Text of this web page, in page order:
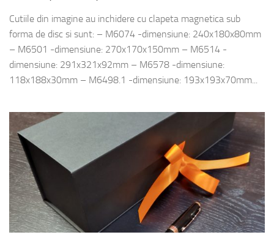
Cutiile din imagine au inchidere cu clapeta magnetica sub
forma de disc si sunt: – M6074 -dimensiune: 240x180x80mm
– M6501 -dimensiune: 270x170x150mm – M6514 -
dimensiune: 291x321x92mm – M6578 -dimensiune:
118x188x30mm – M6498.1 -dimensiune: 193x193x70mm...